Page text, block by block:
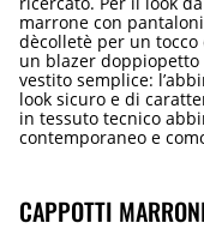
marrone con
dècolletè per un tocco
un blazer
vestito semplice:
look sicuro e di
in tessuto tecnico
contemporaneo e
CAPPOTTI